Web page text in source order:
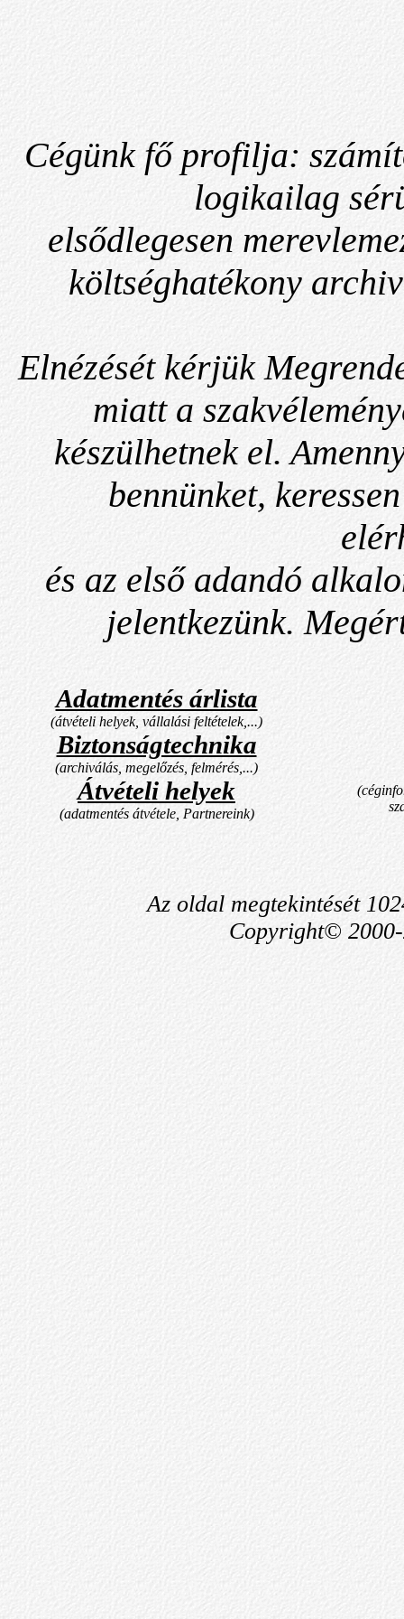
Cégünk fő profilja:
logikailag
elsődlegesen
költséghatékony
Elnézését kérjük
miatt a
készülhetnek el.
bennünket,
és az első adandó
jelentkezünk.
Adatmentés árlista
(átvételi helyek, vállalási feltételek,...)
Biztonságtechnika
(archiválás, megelőzés, felmérés,...)
Átvételi helyek
(adatmentés átvétele, Partnereink)
Az oldal megtekintését
Copyright©